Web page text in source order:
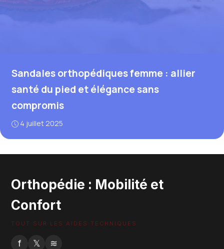
Sandales orthopédiques femme : allier
santé du pied et élégance sans
compromis
4 juillet 2025
Orthopédie : Mobilité et
Confort
TOUT SUR LES AIDES TECHNIQUES
f 𝕏 ≋